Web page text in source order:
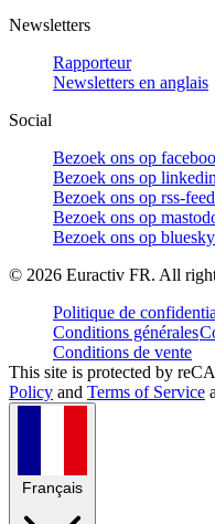
Newsletters
Rapporteur
Newsletters en anglais
Social
Bezoek ons op
Bezoek ons op linkedin
Bezoek ons op rss-feed
Bezoek ons op
Bezoek ons op bluesky
© 2026 Euractiv FR. All
Politique de
Conditions générales
Conditions de vente
This site is protected by
Policy and Terms of Service
Français